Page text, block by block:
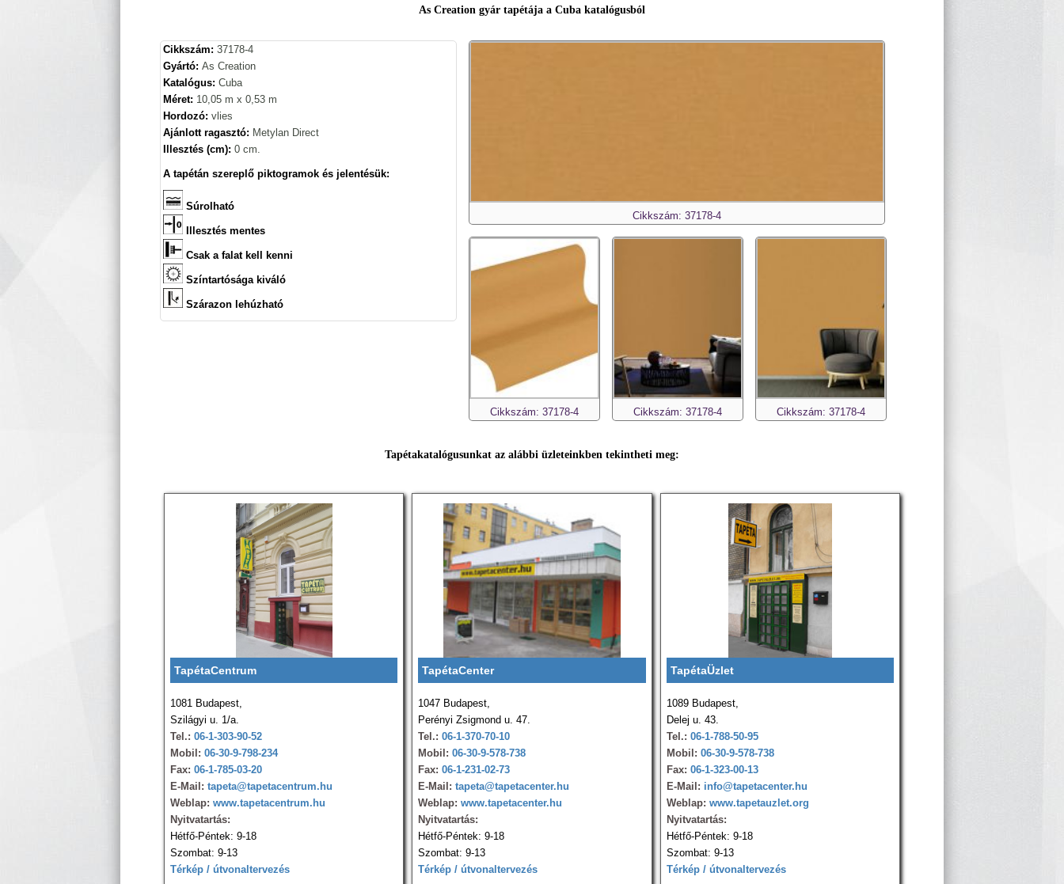
As Creation gyár tapétája a Cuba katalógusból
Cikkszám: 37178-4
Gyártó: As Creation
Katalógus: Cuba
Méret: 10,05 m x 0,53 m
Hordozó: vlies
Ajánlott ragasztó: Metylan Direct
Illesztés (cm): 0 cm.
A tapétán szereplő piktogramok és jelentésük:
Súrolható
Illesztés mentes
Csak a falat kell kenni
Színtartósága kiváló
Szárazon lehúzható
Cikkszám: 37178-4
Cikkszám: 37178-4 Cikkszám: 37178-4 Cikkszám: 37178-4
Tapétakatalógusunkat az alábbi üzleteinkben tekintheti meg:
TapétaCentrum
1081 Budapest,
Szilágyi u. 1/a.
Tel.: 06-1-303-90-52
Mobil: 06-30-9-798-234
Fax: 06-1-785-03-20
E-Mail: tapeta@tapetacentrum.hu
Weblap: www.tapetacentrum.hu
Nyitvatartás:
Hétfő-Péntek: 9-18
Szombat: 9-13
Térkép / útvonaltervezés
TapétaCenter
1047 Budapest,
Perényi Zsigmond u. 47.
Tel.: 06-1-370-70-10
Mobil: 06-30-9-578-738
Fax: 06-1-231-02-73
E-Mail: tapeta@tapetacenter.hu
Weblap: www.tapetacenter.hu
Nyitvatartás:
Hétfő-Péntek: 9-18
Szombat: 9-13
Térkép / útvonaltervezés
TapétaÜzlet
1089 Budapest,
Delej u. 43.
Tel.: 06-1-788-50-95
Mobil: 06-30-9-578-738
Fax: 06-1-323-00-13
E-Mail: info@tapetacenter.hu
Weblap: www.tapetauzlet.org
Nyitvatartás:
Hétfő-Péntek: 9-18
Szombat: 9-13
Térkép / útvonaltervezés